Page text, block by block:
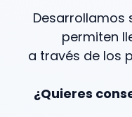
Desarrollamos
permiten
a través de los
¿Quieres